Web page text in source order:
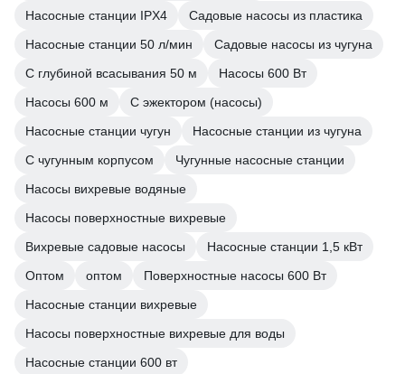
Насосные станции IPX4
Садовые насосы из пластика
Насосные станции 50 л/мин
Садовые насосы из чугуна
С глубиной всасывания 50 м
Насосы 600 Вт
Насосы 600 м
С эжектором (насосы)
Насосные станции чугун
Насосные станции из чугуна
С чугунным корпусом
Чугунные насосные станции
Насосы вихревые водяные
Насосы поверхностные вихревые
Вихревые садовые насосы
Насосные станции 1,5 кВт
Оптом
оптом
Поверхностные насосы 600 Вт
Насосные станции вихревые
Насосы поверхностные вихревые для воды
Насосные станции 600 вт